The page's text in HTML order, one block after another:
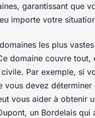
garantissant que
importe votre
les plus
domaine couvre
Par exemple, si
vous devez
vous aider à obtenir
un Bordelais